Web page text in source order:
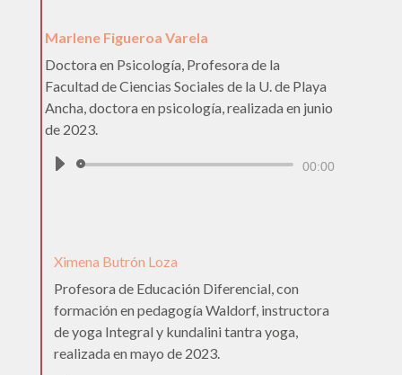
Marlene Figueroa Varela
Doctora en Psicología, Profesora de la
Facultad de Ciencias Sociales de la U. de Playa
Ancha, doctora en psicología, realizada en junio
de 2023.
Reproductor
00:00
Ximena Butrón Loza
Profesora de Educación Diferencial, con
formación en pedagogía Waldorf, instructora
de yoga Integral y kundalini tantra yoga,
realizada en mayo de 2023.